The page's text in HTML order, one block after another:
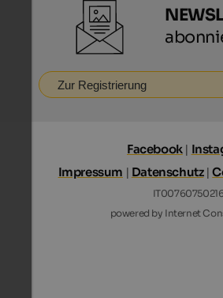
Zur Registrierung
Facebook |
Impressum | Datenschutz|
IT00760750216
powered by Internet